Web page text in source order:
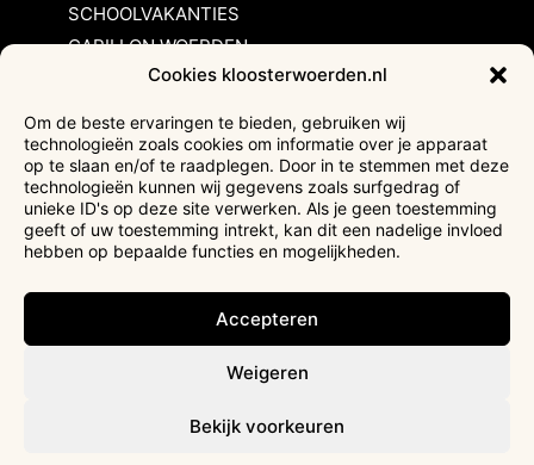
Cookies kloosterwoerden.nl
Om de beste ervaringen te bieden, gebruiken wij
technologieën zoals cookies om informatie over je apparaat
op te slaan en/of te raadplegen. Door in te stemmen met deze
technologieën kunnen wij gegevens zoals surfgedrag of
unieke ID's op deze site verwerken. Als je geen toestemming
geeft of uw toestemming intrekt, kan dit een nadelige invloed
hebben op bepaalde functies en mogelijkheden.
Accepteren
Weigeren
Bekijk voorkeuren
SCHOOLVAKANTIES
CARILLON WOERDEN
Inschrijvingsvoorwaarden
Bezoekersvoorwaarden
Huurvoorwaarden
Privacyverklaring
Ticketverkoop